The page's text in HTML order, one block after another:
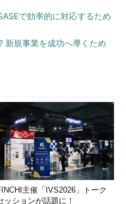
で効率的に対応するため
新規事業を成功へ導くため
主催「IVS2026」トーク
ッションが話題に！